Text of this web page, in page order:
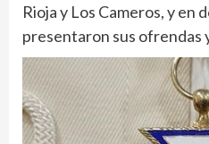
Rioja y Los Cameros, y en
presentaron sus ofrendas